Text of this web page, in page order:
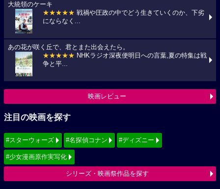
大統領のケーキ
★★★★★ 戦禍や圧政の中でどう生きていくのか、下劣
にならなく...
あの花が咲く丘で、君とまた出会えたら。
★★★★★ NHKラジオ深夜便明日への言葉,夏の特集は戦
争と平...
映画レビュー
注目の映画を探す
#スターウォーズ #名探偵コナン #ディズニー
#少女漫画原作実写化
シリーズ・映画祭作品を探す